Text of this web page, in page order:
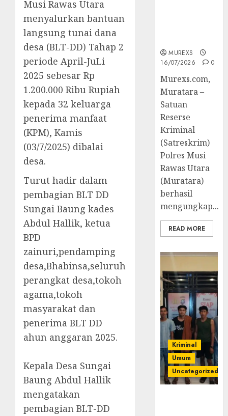
Musi Rawas Utara
menyalurkan bantuan
langsung tunai dana
desa (BLT-DD) Tahap 2
periode April-JuLi
2025 sebesar Rp
1.200.000 Ribu Rupiah
kepada 32 keluarga
penerima manfaat
(KPM), Kamis
(03/7/2025) dibalai
desa.
Turut hadir dalam
pembagian BLT DD
Sungai Baung kades
Abdul Hallik, ketua
BPD
zainuri,pendamping
desa,Bhabinsa,seluruh
perangkat desa,tokoh
agama,tokoh
masyarakat dan
penerima BLT DD
ahun anggaran 2025.
‎Kepala Desa Sungai
Baung Abdul Hallik
mengatakan
pembagian BLT-DD
MUREXS
16/07/2026
0
Murexs.com,
Muratara –
Satuan
Reserse
Kriminal
(Satreskrim)
Polres Musi
Rawas Utara
(Muratara)
berhasil
mengungkap...
READ MORE
Kriminal
Umum
Uncategorized